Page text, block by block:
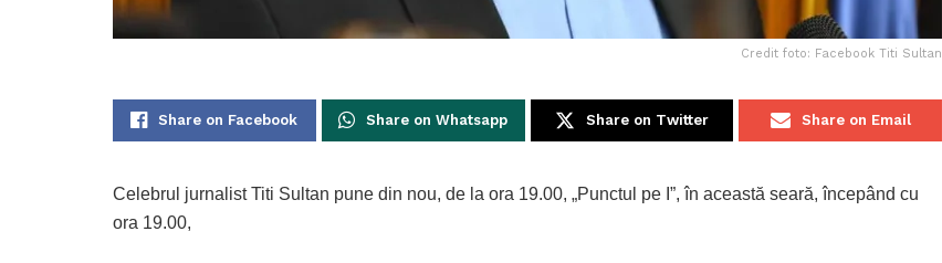
Credit foto: Facebook Titi Sultan
Share on Facebook Share on Whatsapp Share on Twitter Share on Email
Celebrul jurnalist Titi Sultan pune din nou, de la ora 19.00, „Punctul pe I”, în această seară, începând cu
ora 19.00,